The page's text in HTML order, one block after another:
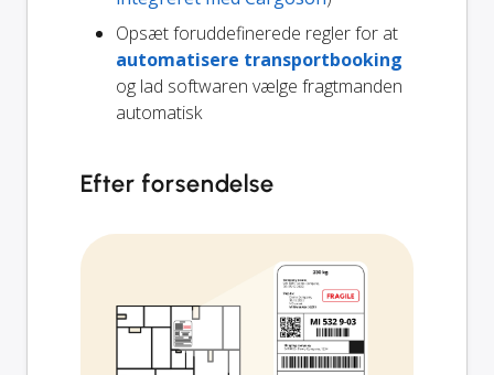
Opsæt foruddefinerede regler for at
automatisere transportbooking
og lad softwaren vælge fragtmanden
automatisk
Efter forsendelse